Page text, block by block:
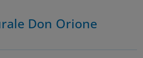
Don Orione